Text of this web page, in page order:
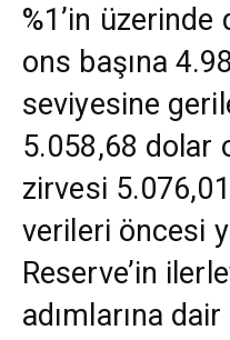
%1’in
ons başına
seviyesine
5.058,68 dolar
zirvesi
verileri öncesi
Reserve’in
adımlarına